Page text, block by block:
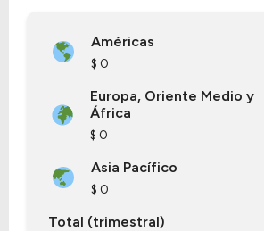
Américas
$ 0
Europa, Oriente Medio y
África
$ 0
Asia Pacífico
$ 0
Total (trimestral)